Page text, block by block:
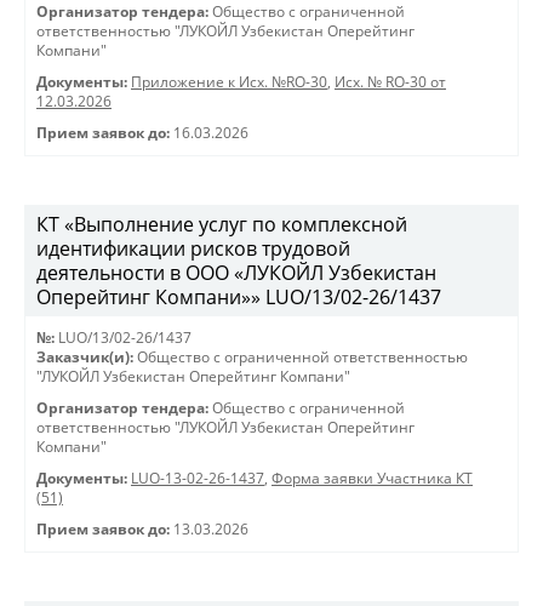
Организатор тендера: Общество с ограниченной
ответственностью "ЛУКОЙЛ Узбекистан Оперейтинг
Компани"
Документы: Приложение к Исх. №RO-30, Исх. № RO-30 от
12.03.2026
Прием заявок до: 16.03.2026
КТ «Выполнение услуг по комплексной
идентификации рисков трудовой
деятельности в ООО «ЛУКОЙЛ Узбекистан
Оперейтинг Компани»» LUO/13/02-26/1437
№: LUO/13/02-26/1437
Заказчик(и): Общество с ограниченной ответственностью
"ЛУКОЙЛ Узбекистан Оперейтинг Компани"
Организатор тендера: Общество с ограниченной
ответственностью "ЛУКОЙЛ Узбекистан Оперейтинг
Компани"
Документы: LUO-13-02-26-1437, Форма заявки Участника КТ
(51)
Прием заявок до: 13.03.2026